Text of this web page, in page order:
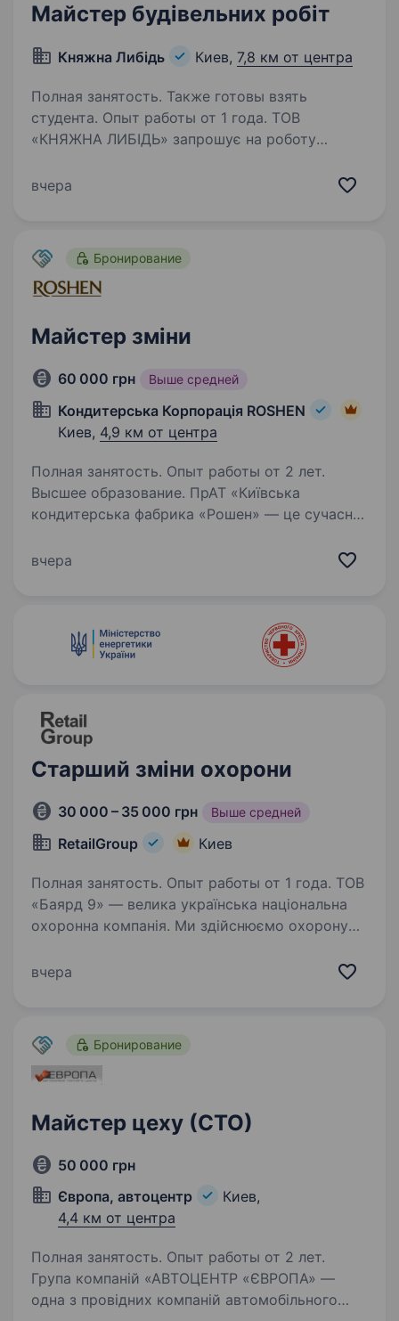
Майстер будівельних робіт
Княжна Либідь Киев, 7,8 км от центра
Полная занятость. Также готовы взять
студента. Опыт работы от 1 года. ТОВ
«КНЯЖНА ЛИБІДЬ» запрошує на роботу
об'єкт (вулиця Здолбунівська). Вимоги: Досвід
вчера
Бронирование
Майстер зміни
60 000 грн Выше средней
Кондитерська Корпорація ROSHEN
Киев, 4,9 км от центра
Полная занятость. Опыт работы от 2 лет.
Высшее образование. ПрАТ «Київська
кондитерська фабрика «Рошен» — це сучасне
тортів, тістечок, кексів, мармеладу, пастили,
вчера
Старший зміни охорони
30 000 – 35 000 грн Выше средней
RetailGroup Киев
Полная занятость. Опыт работы от 1 года. ТОВ
«Баярд 9» — велика українська національна
охоронна компанія. Ми здійснюємо охорону
Холдингу «Рітейл Груп» ТМ «Велика кишеня»,
вчера
Бронирование
Майстер цеху (СТО)
50 000 грн
Європа, автоцентр
Киев,
4,4 км от центра
Полная занятость. Опыт работы от 2 лет.
Група компаній «АВТОЦЕНТР «ЄВРОПА» —
одна з провідних компаній автомобільного